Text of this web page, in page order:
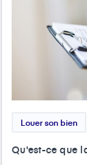
Louer son bien
Qu'est-ce que